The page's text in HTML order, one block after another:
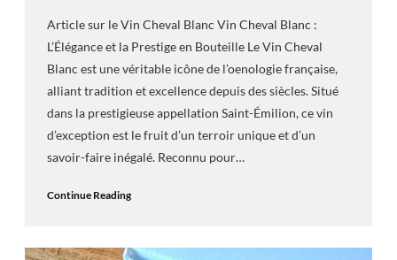
Article sur le Vin Cheval Blanc Vin Cheval Blanc :
L’Élégance et la Prestige en Bouteille Le Vin Cheval
Blanc est une véritable icône de l’oenologie française,
alliant tradition et excellence depuis des siècles. Situé
dans la prestigieuse appellation Saint-Émilion, ce vin
d’exception est le fruit d’un terroir unique et d’un
savoir-faire inégalé. Reconnu pour…
Continue Reading